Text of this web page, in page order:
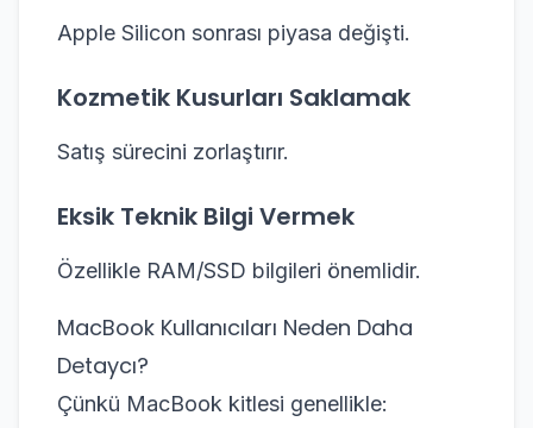
Apple Silicon sonrası piyasa değişti.
Kozmetik Kusurları Saklamak
Satış sürecini zorlaştırır.
Eksik Teknik Bilgi Vermek
Özellikle RAM/SSD bilgileri önemlidir.
MacBook Kullanıcıları Neden Daha
Detaycı?
Çünkü MacBook kitlesi genellikle: